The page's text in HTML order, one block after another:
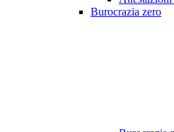
Burocrazia zero